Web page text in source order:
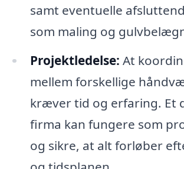
samt eventuelle
som maling og
Projektledelse: At
mellem forskellige
kræver tid og erfaring. Et
firma kan fungere som
og sikre, at alt forløber